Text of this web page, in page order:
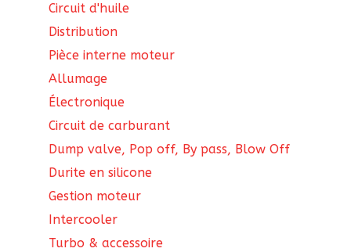
Circuit d'huile
Distribution
Pièce interne moteur
Allumage
Électronique
Circuit de carburant
Dump valve, Pop off, By pass, Blow Off
Durite en silicone
Gestion moteur
Intercooler
Turbo & accessoire